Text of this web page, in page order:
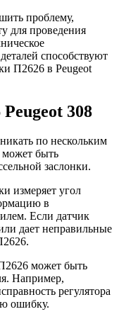
проблему,
для проведения
способствуют
П2626 в Peugeot
308
по нескольким
быть
заслонки.
измеряет угол
в
Если датчик
дает неправильные
может быть
Например,
регулятора
ошибку.